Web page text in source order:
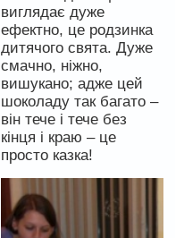
виглядає дуже
ефектно, це родзинка
дитячого свята. Дуже
смачно, ніжно,
вишукано; адже цей
шоколаду так багато –
він тече і тече без
кінця і краю – це
просто казка!